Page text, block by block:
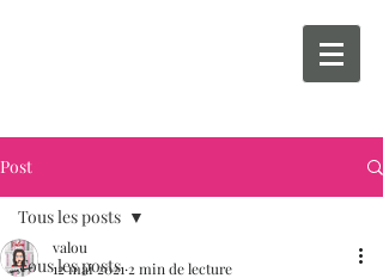
Post
Tous les posts
Tous les posts
valou
12 mai 2021 2 min de lecture